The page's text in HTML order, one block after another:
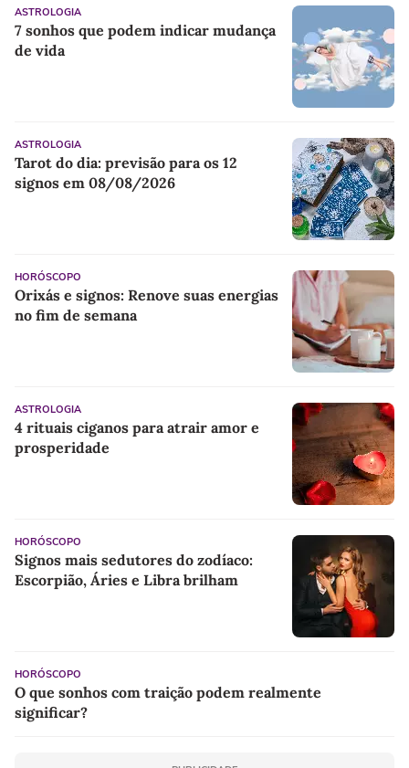
ASTROLOGIA
7 sonhos que podem indicar mudança
de vida
ASTROLOGIA
Tarot do dia: previsão para os 12
signos em 08/08/2026
HORÓSCOPO
Orixás e signos: Renove suas energias
no fim de semana
ASTROLOGIA
4 rituais ciganos para atrair amor e
prosperidade
HORÓSCOPO
Signos mais sedutores do zodíaco:
Escorpião, Áries e Libra brilham
HORÓSCOPO
O que sonhos com traição podem realmente
significar?